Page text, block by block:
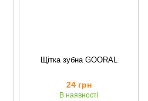
Щітка зубна GOORAL
24 грн
В наявності